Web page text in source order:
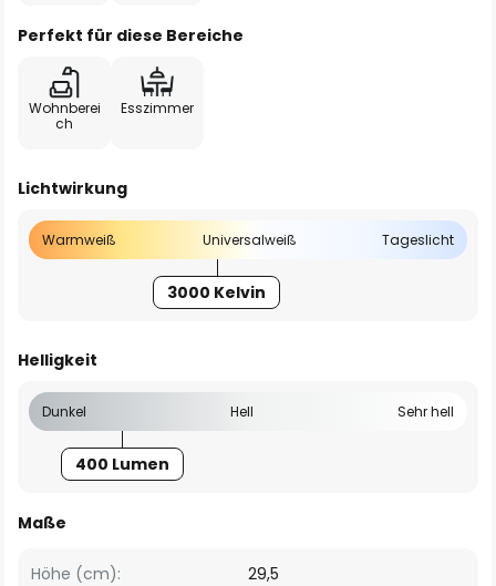
Perfekt für diese Bereiche
Wohnberei
ch
Esszimmer
Lichtwirkung
Warmweiß Universalweiß Tageslicht
3000 Kelvin
Helligkeit
Dunkel Hell Sehr hell
400 Lumen
Maße
Höhe (cm):
29,5